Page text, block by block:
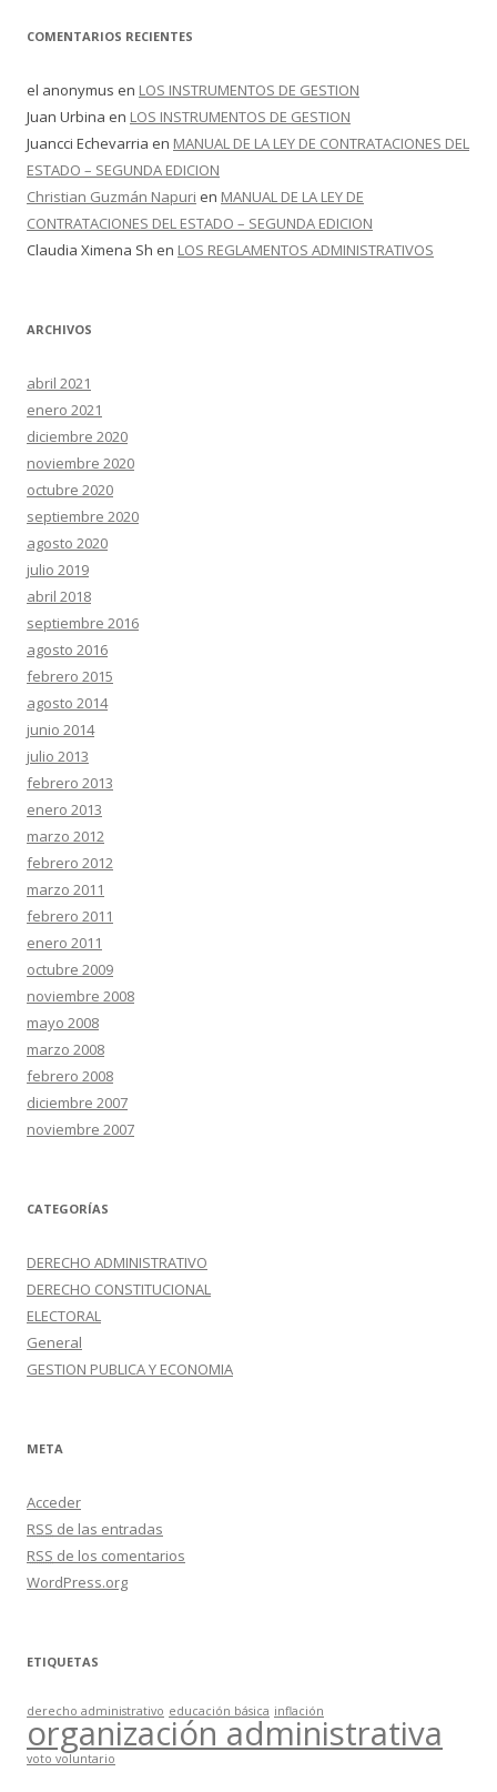
COMENTARIOS RECIENTES
el anonymus en LOS INSTRUMENTOS DE GESTION
Juan Urbina en LOS INSTRUMENTOS DE GESTION
Juancci Echevarria en MANUAL DE LA LEY DE CONTRATACIONES DEL
ESTADO – SEGUNDA EDICION
Christian Guzmán Napuri en MANUAL DE LA LEY DE
CONTRATACIONES DEL ESTADO – SEGUNDA EDICION
Claudia Ximena Sh en LOS REGLAMENTOS ADMINISTRATIVOS
ARCHIVOS
abril 2021
enero 2021
diciembre 2020
noviembre 2020
octubre 2020
septiembre 2020
agosto 2020
julio 2019
abril 2018
septiembre 2016
agosto 2016
febrero 2015
agosto 2014
junio 2014
julio 2013
febrero 2013
enero 2013
marzo 2012
febrero 2012
marzo 2011
febrero 2011
enero 2011
octubre 2009
noviembre 2008
mayo 2008
marzo 2008
febrero 2008
diciembre 2007
noviembre 2007
CATEGORÍAS
DERECHO ADMINISTRATIVO
DERECHO CONSTITUCIONAL
ELECTORAL
General
GESTION PUBLICA Y ECONOMIA
META
Acceder
RSS de las entradas
RSS de los comentarios
WordPress.org
ETIQUETAS
derecho administrativo educación básica inflación
organización administrativa
voto voluntario